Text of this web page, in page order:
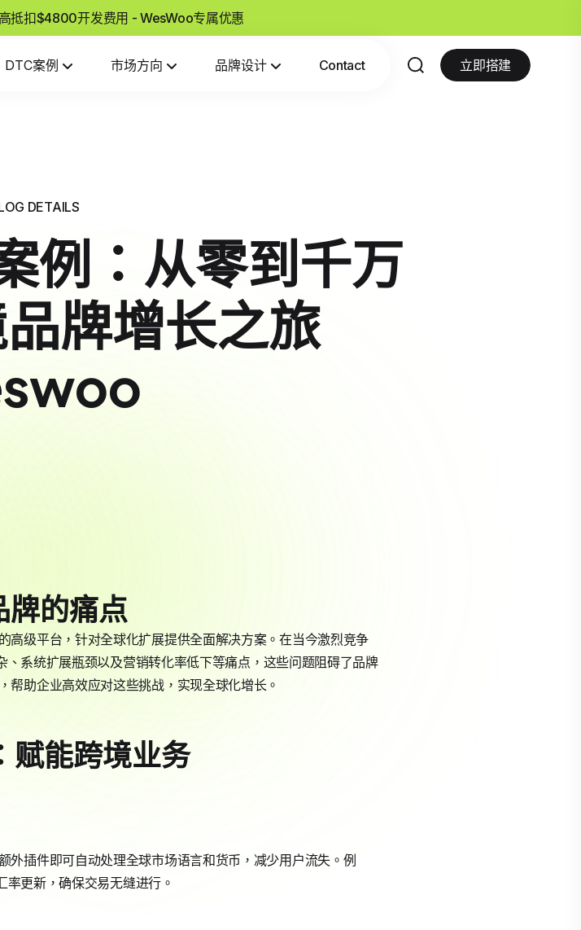
抵扣$4800开发费用 - WesWoo专属优惠
DTC案例 市场方向 品牌设计 Contact 立即搭建
DETAILS
例：从零到千万
牌增长之旅
的痛点
高级平台，针对全球化扩展提供全面解决方案。在当今激烈竞争
系统扩展瓶颈以及营销转化率低下等痛点，这些问题阻碍了品牌
助企业高效应对这些挑战，实现全球化增长。
赋能跨境业务
插件即可自动处理全球市场语言和货币，减少用户流失。例
更新，确保交易无缝进行。